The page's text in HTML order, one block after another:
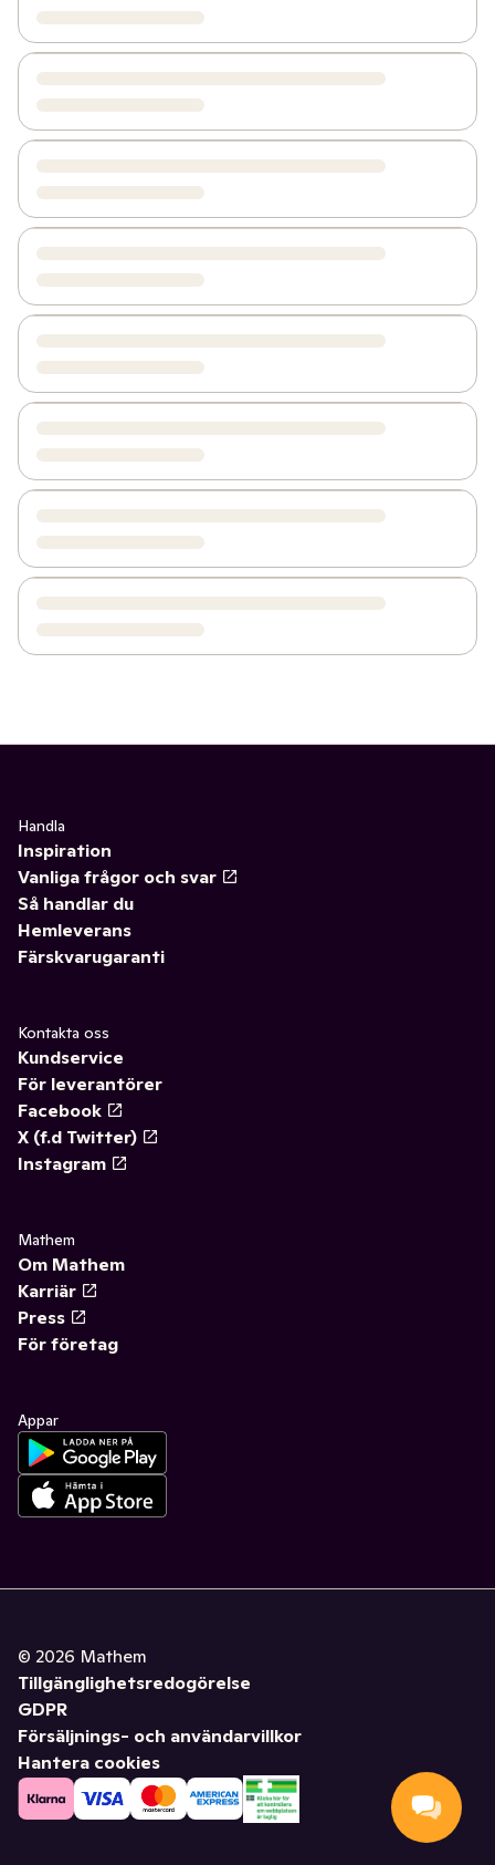
Handla
Inspiration
Vanliga frågor och svar
Så handlar du
Hemleverans
Färskvarugaranti
Kontakta oss
Kundservice
För leverantörer
Facebook
X (f.d Twitter)
Instagram
Mathem
Om Mathem
Karriär
Press
För företag
Appar
© 2026 Mathem
Tillgänglighetsredogörelse
GDPR
Försäljnings- och användarvillkor
Hantera cookies